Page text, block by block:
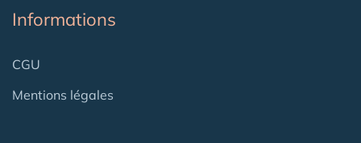
Informations
CGU
Mentions légales